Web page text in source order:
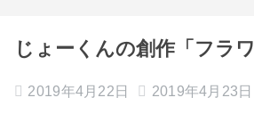
じょーくんの創作「フラワ
2019年4月22日 2019年4月23日